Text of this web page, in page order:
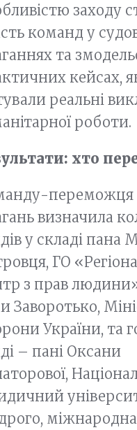
заходу
команд у
та
кейсах,
реальні
роботи.
хто
переможця
визначила
у складі пана
ГО
з прав
Заворотько,
України, та
– пані Оксани
міжнародна